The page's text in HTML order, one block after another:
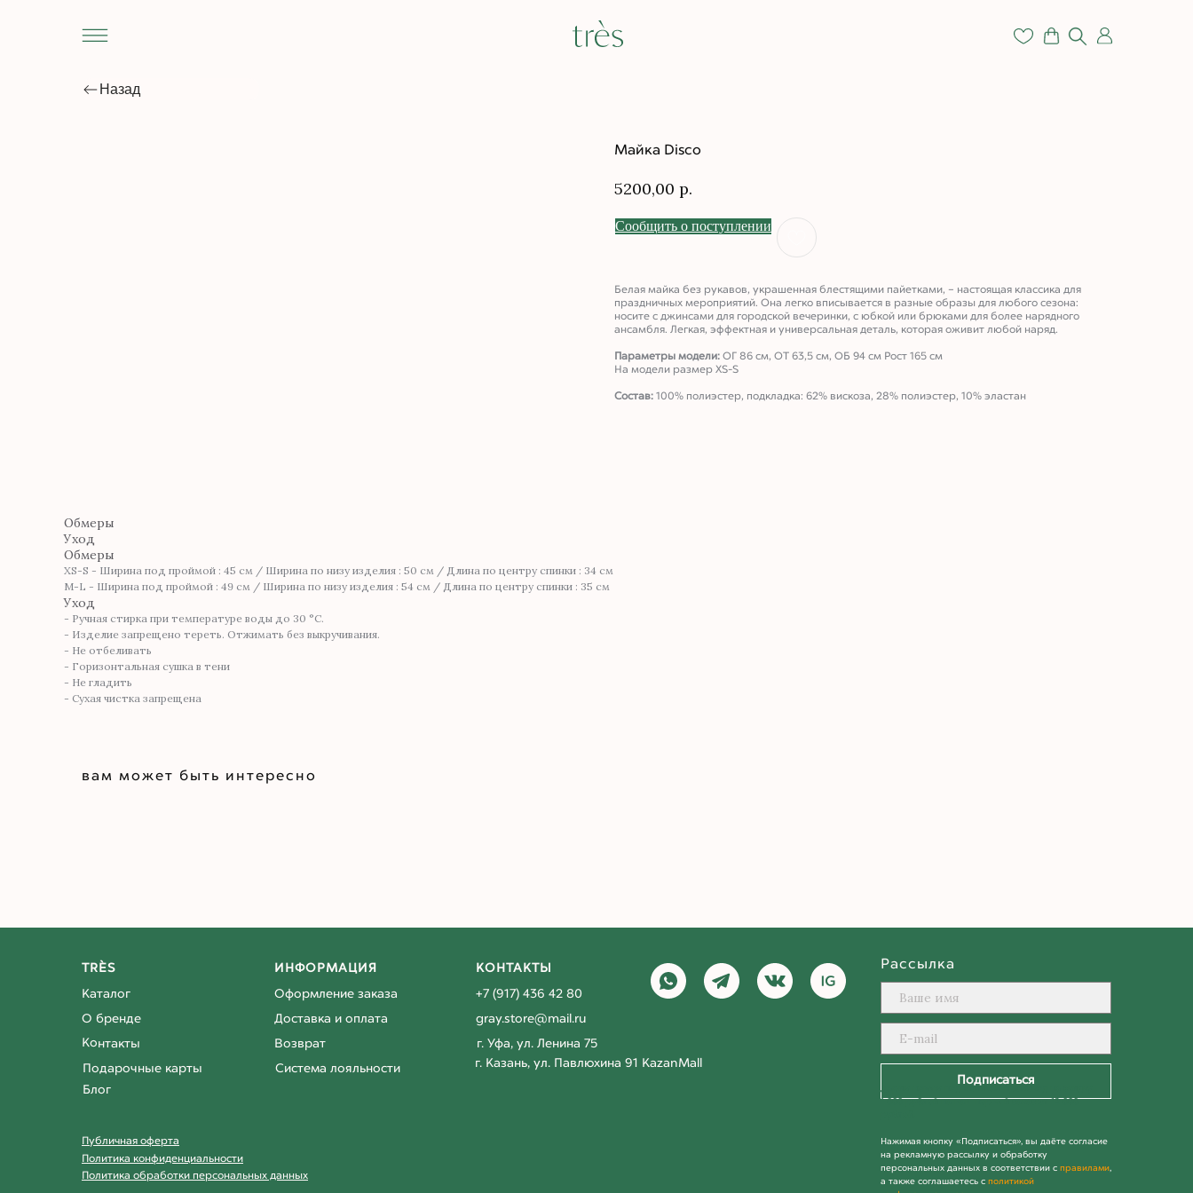
Назад
Майка Disco
5200,00 р.
Сообщить о поступлении
Белая майка без рукавов, украшенная блестящими пайетками, – настоящая классика для
праздничных мероприятий. Она легко вписывается в разные образы для любого сезона:
носите с джинсами для городской вечеринки, с юбкой или брюками для более нарядного
ансамбля. Легкая, эффектная и универсальная деталь, которая оживит любой наряд.
Параметры модели: ОГ 86 см, ОТ 63,5 см, ОБ 94 см Рост 165 см
На модели размер XS-S
Состав: 100% полиэстер, подкладка: 62% вискоза, 28% полиэстер, 10% эластан
Обмеры
Уход
Обмеры
XS-S - Ширина под проймой : 45 см / Ширина по низу изделия : 50 см / Длина по центру спинки : 34 см
M-L - Ширина под проймой : 49 см / Ширина по низу изделия : 54 см / Длина по центру спинки : 35 см
Уход
- Ручная стирка при температуре воды до 30 °С.
- Изделие запрещено тереть. Отжимать без выкручивания.
- Не отбеливать
- Горизонтальная сушка в тени
- Не гладить
- Сухая чистка запрещена
вам может быть интересно
Каталог
TRÈS
О бренде
Контакты
Подарочные карты
Оформление заказа
ИНФОРМАЦИЯ
Доставка и оплата
Возврат
Система лояльности
+7 (917) 436 42 80
КОНТАКТЫ
gray.store@mail.ru
г. Уфа, ул. Ленина 75
г. Казань, ул. Павлюхина 91 KazanMall
Публичная оферта
Политика конфиденциальности
Политика обработки персональных данных
Блог
Рассылка
Подписаться
Дарим новым подписчикам промокод на скидку
Нажимая кнопку «Подписаться», вы даёте согласие
на рекламную рассылку и обработку
персональных данных в соответствии с правилами,
а также соглашаетесь с политикой